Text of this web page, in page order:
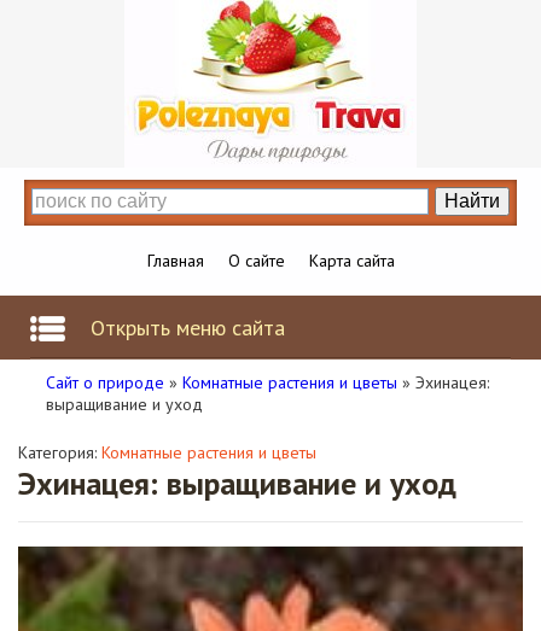
Главная О сайте Карта сайта
Открыть меню сайта
Сайт о природе » Комнатные растения и цветы » Эхинацея:
выращивание и уход
Категория: Комнатные растения и цветы
Эхинацея: выращивание и уход